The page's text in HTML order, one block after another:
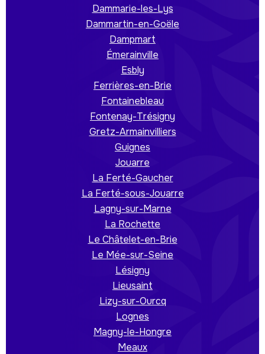
Dammarie-les-Lys
Dammartin-en-Goële
Dampmart
Émerainville
Esbly
Ferrières-en-Brie
Fontainebleau
Fontenay-Trésigny
Gretz-Armainvilliers
Guignes
Jouarre
La Ferté-Gaucher
La Ferté-sous-Jouarre
Lagny-sur-Marne
La Rochette
Le Châtelet-en-Brie
Le Mée-sur-Seine
Lésigny
Lieusaint
Lizy-sur-Ourcq
Lognes
Magny-le-Hongre
Meaux